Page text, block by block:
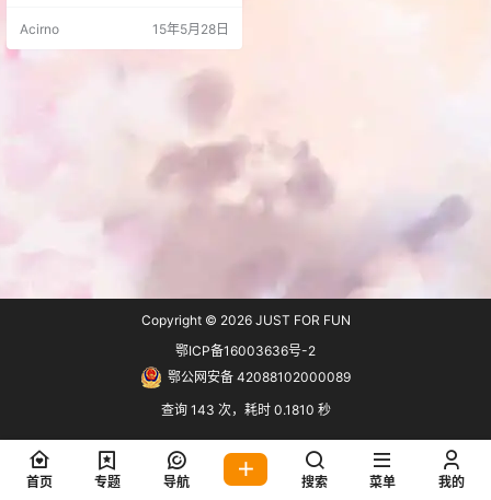
看到的话请帮忙在0‘4’‘120到2’7‘’00
0之间加个循环，需要代码弹幕授权
Acirno 15年5月28日
Copyright © 2026JUST FOR FUN
鄂ICP备16003636号-2
鄂公网安备 42088102000089
查询 143 次，耗时 0.1810 秒
首页 专题 导航 搜索 菜单 我的